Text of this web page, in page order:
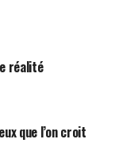
réalité
que l’on croit